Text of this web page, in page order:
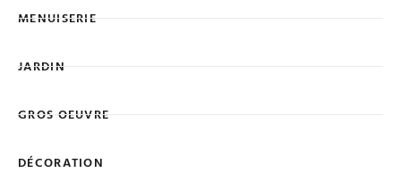
MENUISERIE
JARDIN
GROS OEUVRE
DÉCORATION